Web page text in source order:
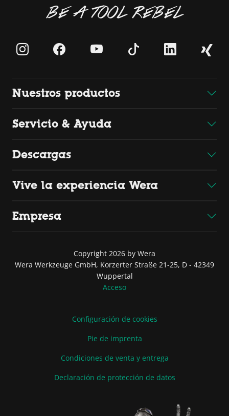
BE A TOOL REBEL
Nuestros productos
Servicio & Ayuda
Descargas
Vive la experiencia Wera
Empresa
Copyright 2026 by Wera
Wera Werkzeuge GmbH, Korzerter Straße 21-25, D - 42349
Wuppertal
Acceso
Configuración de cookies
Pie de imprenta
Condiciones de venta y entrega
Declaración de protección de datos